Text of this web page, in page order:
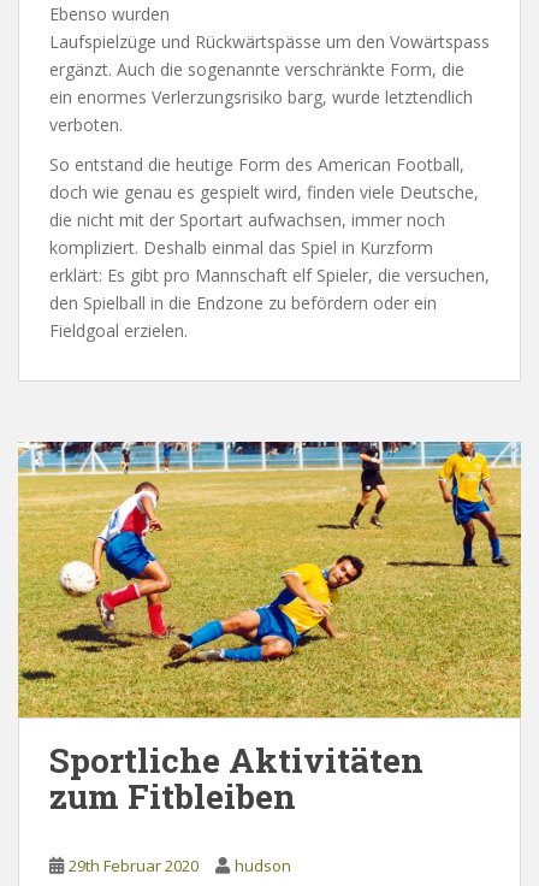
Ebenso wurden
Laufspielzüge und Rückwärtspässe um den Vowärtspass
ergänzt. Auch die sogenannte verschränkte Form, die
ein enormes Verlerzungsrisiko barg, wurde letztendlich
verboten.
So entstand die heutige Form des American Football,
doch wie genau es gespielt wird, finden viele Deutsche,
die nicht mit der Sportart aufwachsen, immer noch
kompliziert. Deshalb einmal das Spiel in Kurzform
erklärt: Es gibt pro Mannschaft elf Spieler, die versuchen,
den Spielball in die Endzone zu befördern oder ein
Fieldgoal erzielen.
Sportliche Aktivitäten
zum Fitbleiben
29th Februar 2020 hudson